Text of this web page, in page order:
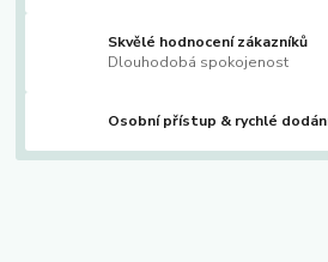
Skvělé hodnocení zákazníků
Dlouhodobá spokojenost
Osobní přístup & rychlé